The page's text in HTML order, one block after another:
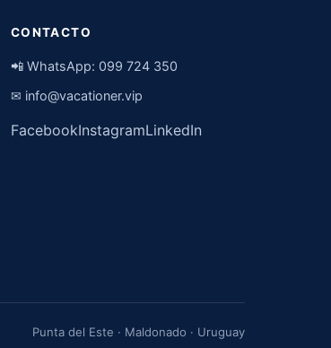
CONTACTO
📲 WhatsApp: 099 724 350
✉ info@vacationer.vip
FacebookInstagramLinkedIn
Punta del Este · Maldonado · Uruguay